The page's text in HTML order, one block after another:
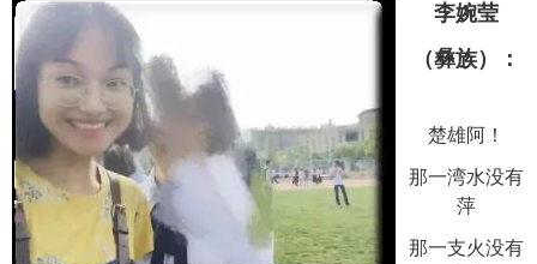
李婉莹
（彝族）：
楚雄阿！
那一湾水没有
萍
那一支火没有